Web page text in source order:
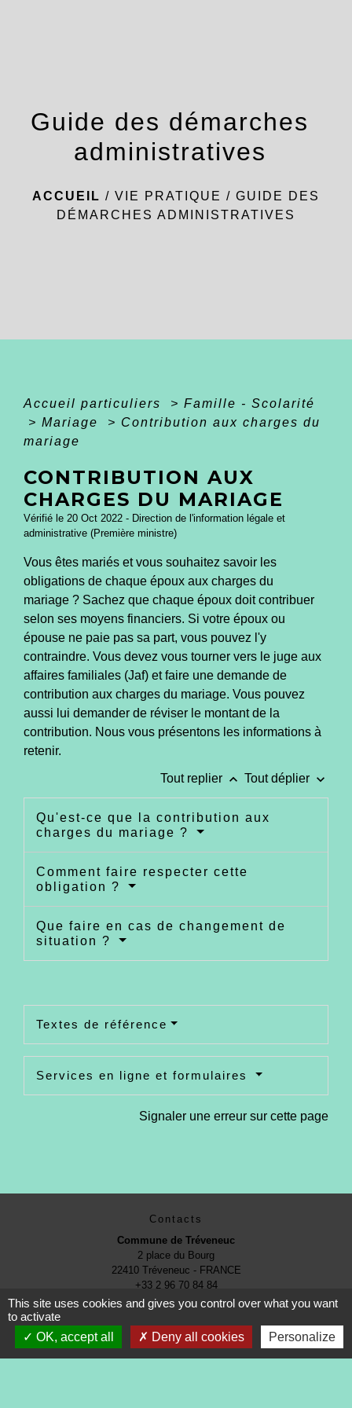
Guide des démarches
administratives
ACCUEIL / VIE PRATIQUE / GUIDE DES
DÉMARCHES ADMINISTRATIVES
Accueil particuliers > Famille - Scolarité
> Mariage > Contribution aux charges du
mariage
CONTRIBUTION AUX
CHARGES DU MARIAGE
Vérifié le 20 Oct 2022 - Direction de l'information légale et
administrative (Première ministre)
Vous êtes mariés et vous souhaitez savoir les
obligations de chaque époux aux charges du
mariage ? Sachez que chaque époux doit contribuer
selon ses moyens financiers. Si votre époux ou
épouse ne paie pas sa part, vous pouvez l'y
contraindre. Vous devez vous tourner vers le juge aux
affaires familiales (Jaf) et faire une demande de
contribution aux charges du mariage. Vous pouvez
aussi lui demander de réviser le montant de la
contribution. Nous vous présentons les informations à
retenir.
Tout replier keyboard_arrow_up Tout déplier keyboard_arrow_down
Qu'est-ce que la contribution aux
charges du mariage ?
Comment faire respecter cette
obligation ?
Que faire en cas de changement de
situation ?
Textes de référence
Services en ligne et formulaires
Signaler une erreur sur cette page
Contacts
Commune de Tréveneuc
2 place du Bourg
22410 Tréveneuc - FRANCE
+33 2 96 70 84 84
This site uses cookies and gives you control over what you want
to activate
OK, accept all
Deny all cookies Personalize